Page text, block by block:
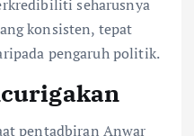
seharusnya
konsisten, tepat
pengaruh politik.
pentadbiran Anwar